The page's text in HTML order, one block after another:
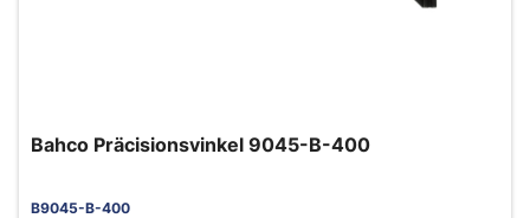
Bahco Präcisionsvinkel 9045-B-400
B9045-B-400